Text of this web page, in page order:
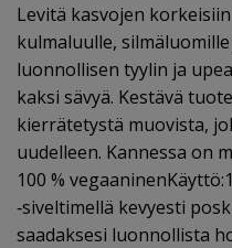
Levitä kasvojen
kulmaluulle,
luonnollisen tyylin ja
kaksi sävyä. Kestävä
kierrätetystä muovista,
uudelleen. Kannessa on
100 %
‑siveltimellä kevyesti
saadaksesi luonnollista